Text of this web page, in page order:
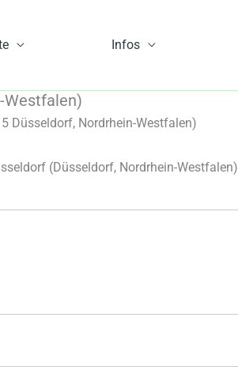
Infos
Westfalen)
Düsseldorf, Nordrhein-Westfalen)
(Düsseldorf, Nordrhein-Westfalen)